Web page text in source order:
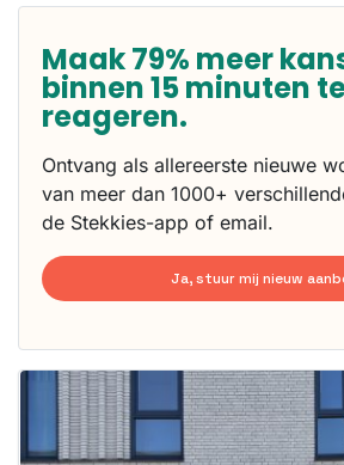
Maak 79% meer
binnen 15 minuten
reageren.
Ontvang als allereerste nieuwe
van meer dan 1000+
de Stekkies-app of email.
Ja, stuur mij nieuw
Deze woning
is
waarschijnlijk
al verhuurd